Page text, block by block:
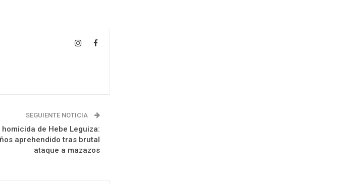
SEGUIENTE NOTICIA
de Hebe Leguiza:
aprehendido tras brutal
ataque a mazazos